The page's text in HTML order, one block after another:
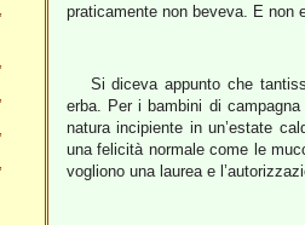
praticamente non beveva. E non
Si diceva appunto che
erba. Per i bambini di
natura incipiente in un’estate
una felicità normale come le
vogliono una laurea e